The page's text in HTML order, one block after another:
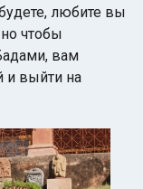
любите вы
чтобы
вам
и выйти на